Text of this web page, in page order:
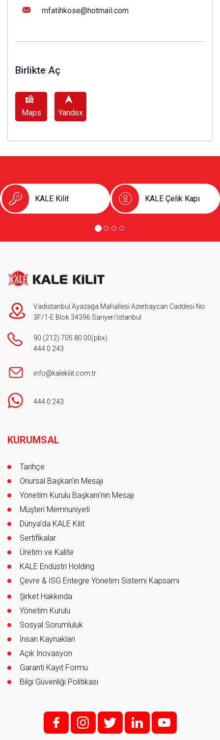
mfatihkose@hotmail.com
Birlikte Aç
Maps Yandex
KALE Kilit KALE Çelik Kapı
Vadistanbul Ayazağa Mahallesi Azerbaycan Caddesi No
3F/1-E Blok 34396 Sarıyer/İstanbul
90 (212) 705 80 00(pbx)
444 0 243
info@kalekilit.com.tr
444 0 243
KURUMSAL
Tarihçe
Onursal Başkan'ın Mesajı
Yönetim Kurulu Başkanı’nın Mesajı
Müşteri Memnuniyeti
Dünya’da KALE Kilit
Sertifikalar
Üretim ve Kalite
KALE Endüstri Holding
Çevre & İSG Entegre Yönetim Sistemi Kapsamı
Şirket Hakkında
Yönetim Kurulu
Sosyal Sorumluluk
İnsan Kaynakları
Açık İnovasyon
Garanti Kayıt Formu
Bilgi Güvenliği Politikası
f; i; t l y